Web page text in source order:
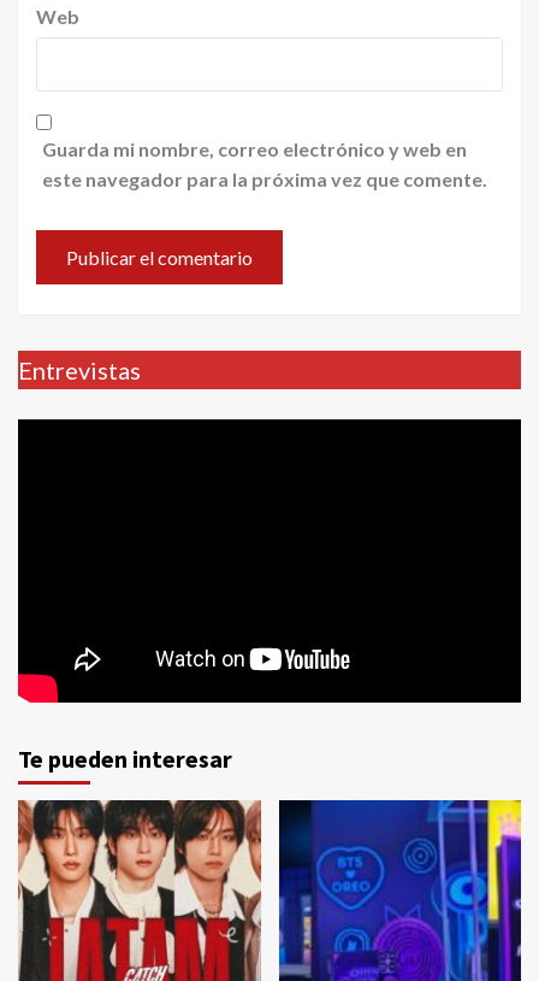
Web
Guarda mi nombre, correo electrónico y web en
este navegador para la próxima vez que comente.
Entrevistas
Te pueden interesar